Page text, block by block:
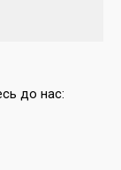
до нас: